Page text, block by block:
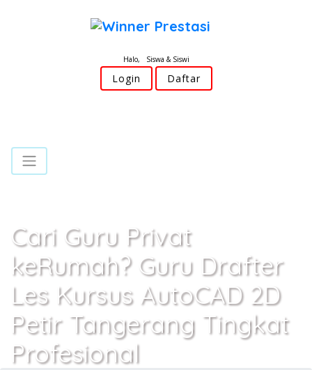
Halo, Siswa & Siswi
Login Daftar
Cari Guru Privat
keRumah? Guru Drafter
Les Kursus AutoCAD 2D
Petir Tangerang Tingkat
Profesional